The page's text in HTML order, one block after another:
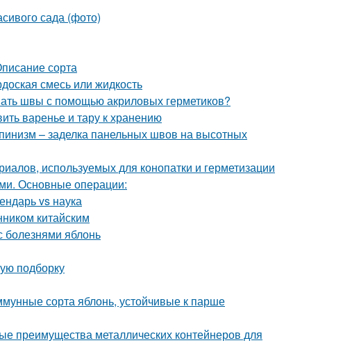
сада (фото)
сорта
смесь или жидкость
швы с помощью акриловых герметиков?
варенье и тару к хранению
– заделка панельных швов на высотных
используемых для конопатки и герметизации
Основные операции:
vs наука
китайским
яблонь
подборку
сорта яблонь, устойчивые к парше
преимущества металлических контейнеров для